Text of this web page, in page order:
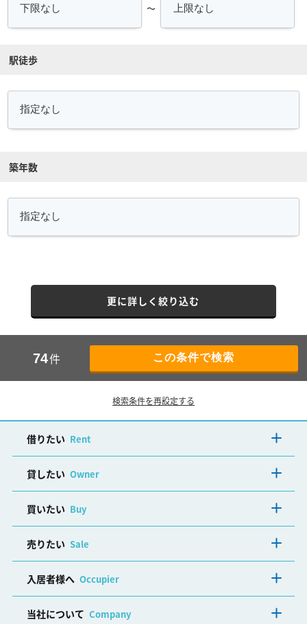
～
駅徒歩
築年数
更に詳しく絞り込む
74件
検索条件を再設定する
借りたい Rent
貸したい Owner
買いたい Buy
売りたい Sale
入居者様へ Occupier
当社について Company